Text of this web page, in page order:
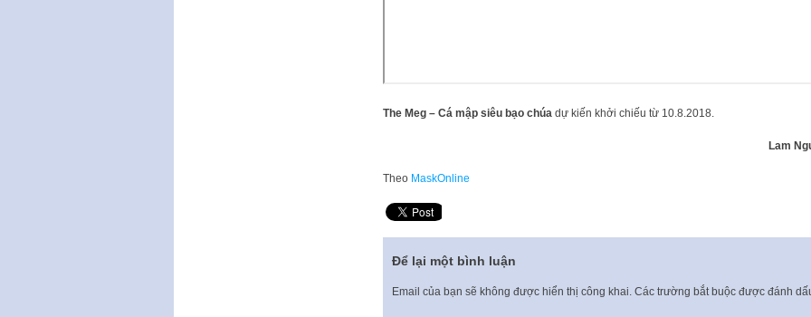
The Meg – Cá mập siêu bạo chúadự kiến khởi chiếu từ 10.8.2018.
Lam
Theo MaskOnline
Để lại một bình luận
Email của bạn sẽ không được hiển thị công khai. Các trường bắt buộc được đánh